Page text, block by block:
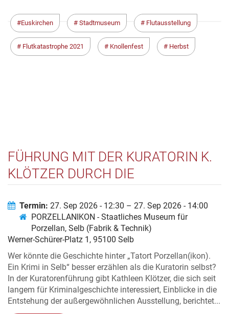
Euskirchen Stadtmuseum Flutausstellung
Flutkatastrophe 2021 Knollenfest Herbst
FÜHRUNG MIT DER KURATORIN K.
KLÖTZER DURCH DIE
PORZELLAN(IKON). EIN KRIMI IN
SELB“
Termin: 27. Sep 2026 - 12:30 – 27. Sep 2026 - 14:00
PORZELLANIKON - Staatliches Museum für
Porzellan, Selb (Fabrik & Technik)
Werner-Schürer-Platz 1, 95100 Selb
Wer könnte die Geschichte hinter „Tatort Porzellan(ikon).
Ein Krimi in Selb“ besser erzählen als die Kuratorin selbst?
In der Kuratorenführung gibt Kathleen Klötzer, die sich seit
langem für Kriminalgeschichte interessiert, Einblicke in die
Entstehung der außergewöhnlichen Ausstellung, berichtet...